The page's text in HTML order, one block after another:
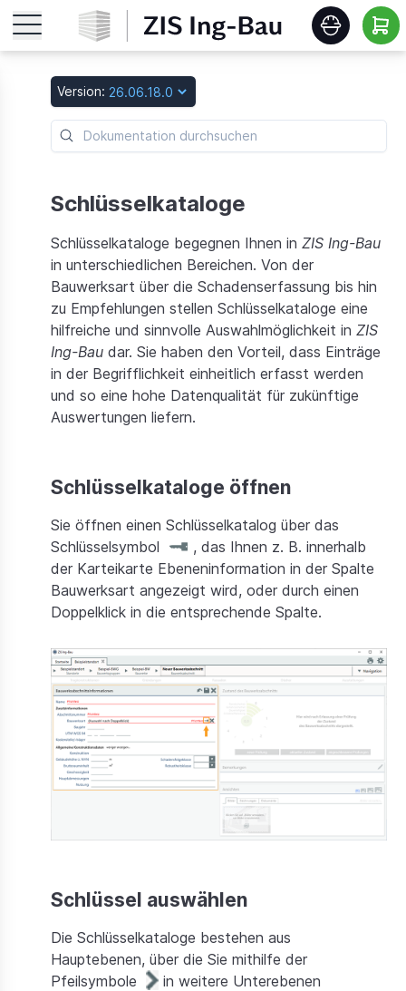
Startseite
Features
Release Notes
Schulungen
Download
Preise
Version:
Schlüsselkataloge
Schlüsselkataloge begegnen Ihnen in ZIS Ing-Bau
in unterschiedlichen Bereichen. Von der
Bauwerksart über die Schadenserfassung bis hin
zu Empfehlungen stellen Schlüsselkataloge eine
hilfreiche und sinnvolle Auswahlmöglichkeit in ZIS
Ing-Bau dar. Sie haben den Vorteil, dass Einträge
in der Begrifflichkeit einheitlich erfasst werden
und so eine hohe Datenqualität für zukünftige
Auswertungen liefern.
Schlüsselkataloge öffnen
Sie öffnen einen Schlüsselkatalog über das
Schlüsselsymbol
, das Ihnen z. B. innerhalb
der Karteikarte Ebeneninformation in der Spalte
Bauwerksart angezeigt wird, oder durch einen
Doppelklick in die entsprechende Spalte.
Schlüssel auswählen
Die Schlüsselkataloge bestehen aus
Hauptebenen, über die Sie mithilfe der
Pfeilsymbole
in weitere Unterebenen